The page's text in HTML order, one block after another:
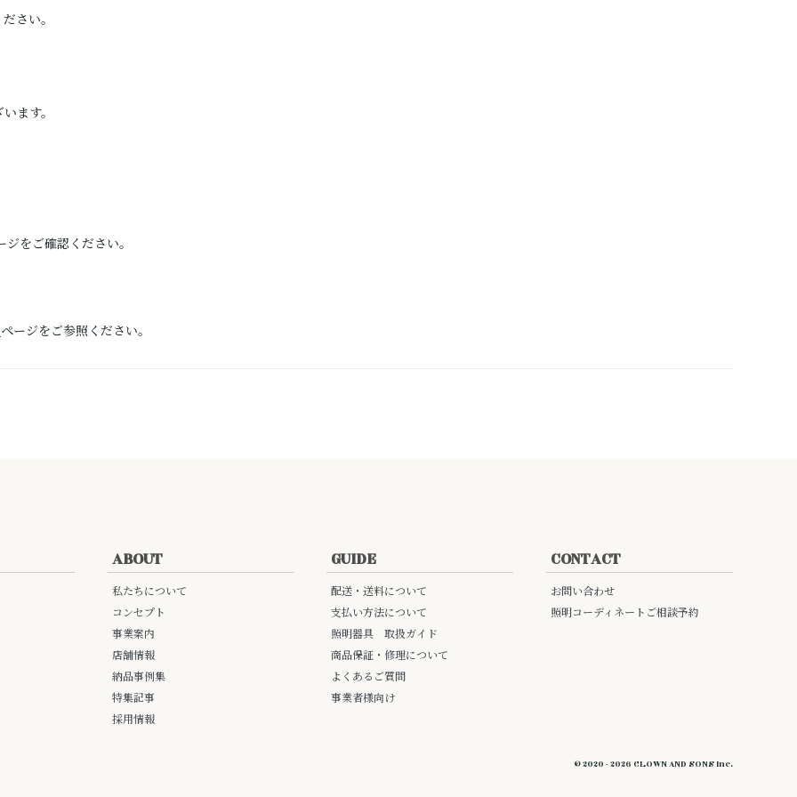
さい。
ます。
ジをご確認ください。
ページをご参照ください。
ABOUT
私たちについて
コンセプト
事業案内
店舗情報
納品事例集
特集記事
採用情報
GUIDE
配送・送料について
支払い方法について
照明器具 取扱ガイド
商品保証・修理について
よくあるご質問
事業者様向け
CONTACT
お問い合わせ
照明コーディネートご相談予約
© 2020 - 2026 CLOWN AND SONS Inc.